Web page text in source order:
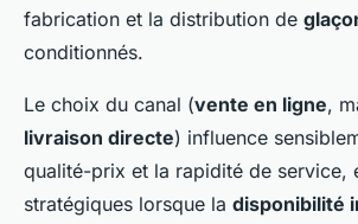
fabrication et la distribution de
conditionnés.
Le choix du canal (vente en ligne,
livraison directe) influence
qualité-prix et la rapidité de service,
stratégiques lorsque la disponibilité